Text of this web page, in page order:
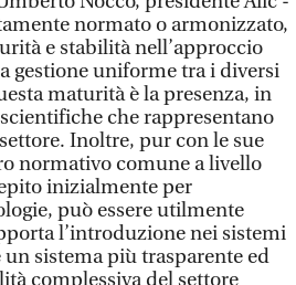
normato o armonizzato,
e stabilità nell’approccio
gestione uniforme tra i diversi
maturità è la presenza, in
che rappresentano
Inoltre, pur con le sue
normativo comune a livello
inizialmente per
può essere utilmente
l’introduzione nei sistemi
sistema più trasparente ed
complessiva del settore